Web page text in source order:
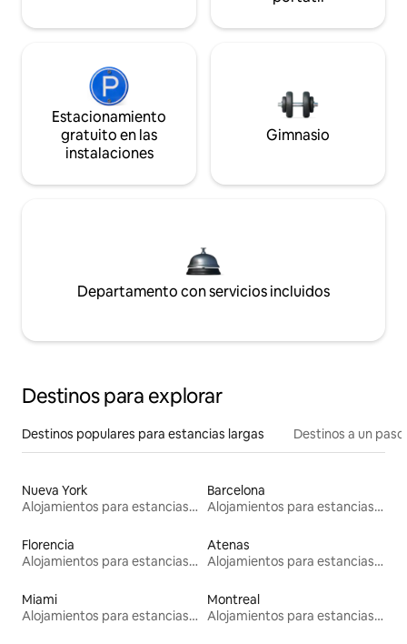
Estacionamiento
gratuito en las
instalaciones
Gimnasio
Departamento con servicios incluidos
Destinos para explorar
Destinos populares para estancias largas Destinos a un
Nueva York
Alojamientos para estancias largas
Barcelona
Alojamientos para estancias largas
Florencia
Alojamientos para estancias largas
Atenas
Alojamientos para estancias largas
Miami
Alojamientos para estancias largas
Montreal
Alojamientos para estancias largas